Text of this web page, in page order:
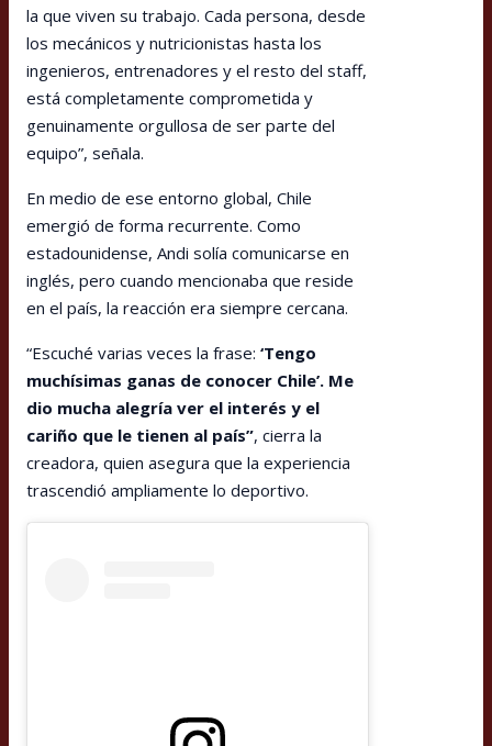
la que viven su trabajo. Cada persona, desde
los mecánicos y nutricionistas hasta los
ingenieros, entrenadores y el resto del staff,
está completamente comprometida y
genuinamente orgullosa de ser parte del
equipo”, señala.
En medio de ese entorno global, Chile
emergió de forma recurrente. Como
estadounidense, Andi solía comunicarse en
inglés, pero cuando mencionaba que reside
en el país, la reacción era siempre cercana.
“Escuché varias veces la frase: ‘Tengo
muchísimas ganas de conocer Chile’. Me
dio mucha alegría ver el interés y el
cariño que le tienen al país”, cierra la
creadora, quien asegura que la experiencia
trascendió ampliamente lo deportivo.